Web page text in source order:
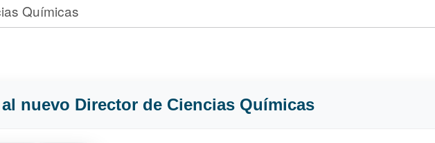
Químicas
nuevo Director de Ciencias Químicas